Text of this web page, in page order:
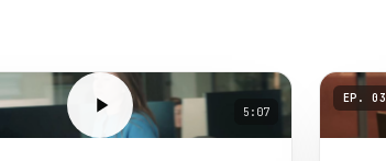
5:07
EP.03